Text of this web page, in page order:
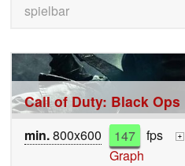
spielbar
Call of Duty: Black Ops
min.800x600 147 fps +
Graph